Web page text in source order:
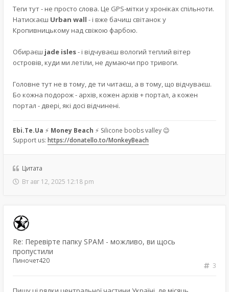
Теги тут - не просто слова. Це GPS-мітки у хроніках спільноти.
Натискаєш Urban wall - і вже бачиш світанок у
Кропивницькому над свіжою фарбою.
Обираєш jade isles- і відчуваєш вологий теплий вітер
островів, куди ми летіли, не думаючи про тривоги.
Головне тут не в тому, де ти читаєш, а в тому, що відчуваєш.
Бо кожна подорож - архів, кожен архів + портал, а кожен
портал - двері, які досі відчинені.
Ebi.Te.Ua ⚡ Money Beach ⚡ Silicone boobs valley 😉
Support us: https://donatello.to/MonkeyBeach
Цитата
Вт авг 12, 2025 12:18 pm
Re: Перевірте папку SPAM - можливо, ви щось
пропустили
3
Пиночет420